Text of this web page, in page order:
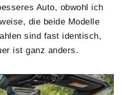
Auto, obwohl ich
die beide Modelle
sind fast identisch,
ist ganz anders.